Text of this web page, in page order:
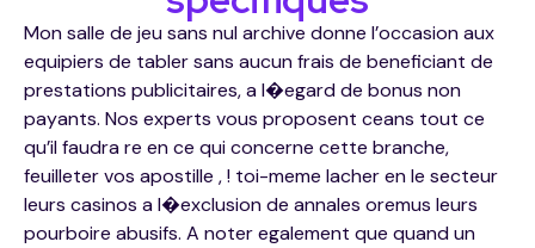
Mon salle de jeu sans nul archive donne l’occasion aux
equipiers de tabler sans aucun frais de beneficiant de
prestations publicitaires, a l�egard de bonus non
payants. Nos experts vous proposent ceans tout ce
qu’il faudra re en ce qui concerne cette branche,
feuilleter vos apostille , ! toi-meme lacher en le secteur
leurs casinos a l�exclusion de annales oremus leurs
pourboire abusifs. A noter egalement que quand un